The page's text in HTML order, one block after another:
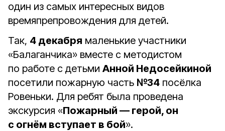
один из самых интересных видов
времяпрепровождения для детей.
Так, 4 декабря маленькие участники
«Балаганчика» вместе с методистом
по работе с детьми Анной Недосейкиной
посетили пожарную часть №34 посёлка
Ровеньки. Для ребят была проведена
экскурсия «Пожарный — герой, он
с огнём вступает в бой».